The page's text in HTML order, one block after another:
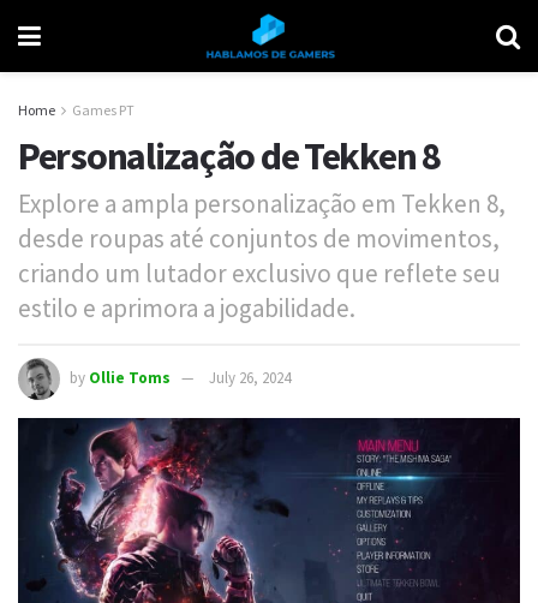
Home Games PT
Personalização de Tekken 8
Explore a ampla personalização em Tekken 8,
desde roupas até conjuntos de movimentos,
criando um lutador exclusivo que reflete seu
estilo e aprimora a jogabilidade.
by Ollie Toms July 26, 2024